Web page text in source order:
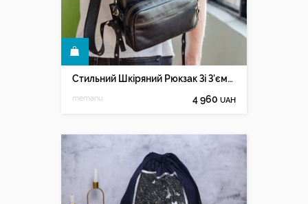
Стильний Шкіряний Рюкзак Зі З'ємною Сумкою
memanu 4 960 UAH